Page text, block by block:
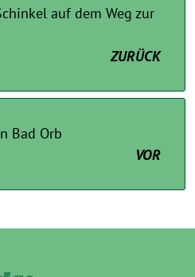
auf dem Weg zur
ZURÜCK
Bad Orb
VOR